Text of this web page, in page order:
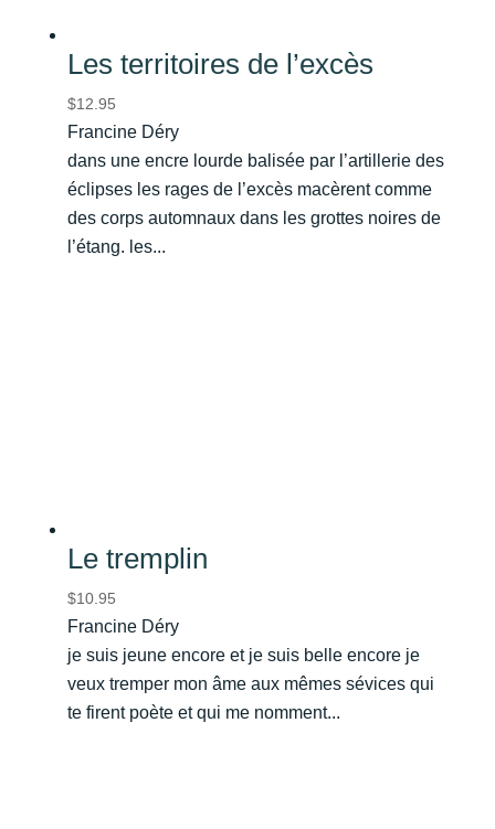
Les territoires de l’excès
$12.95
Francine Déry
dans une encre lourde balisée par l’artillerie des
éclipses les rages de l’excès macèrent comme
des corps automnaux dans les grottes noires de
l’étang. les...
Le tremplin
$10.95
Francine Déry
je suis jeune encore et je suis belle encore je
veux tremper mon âme aux mêmes sévices qui
te firent poète et qui me nomment...